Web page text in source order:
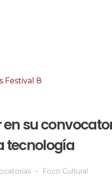
su
tecnología
Foco Cultural